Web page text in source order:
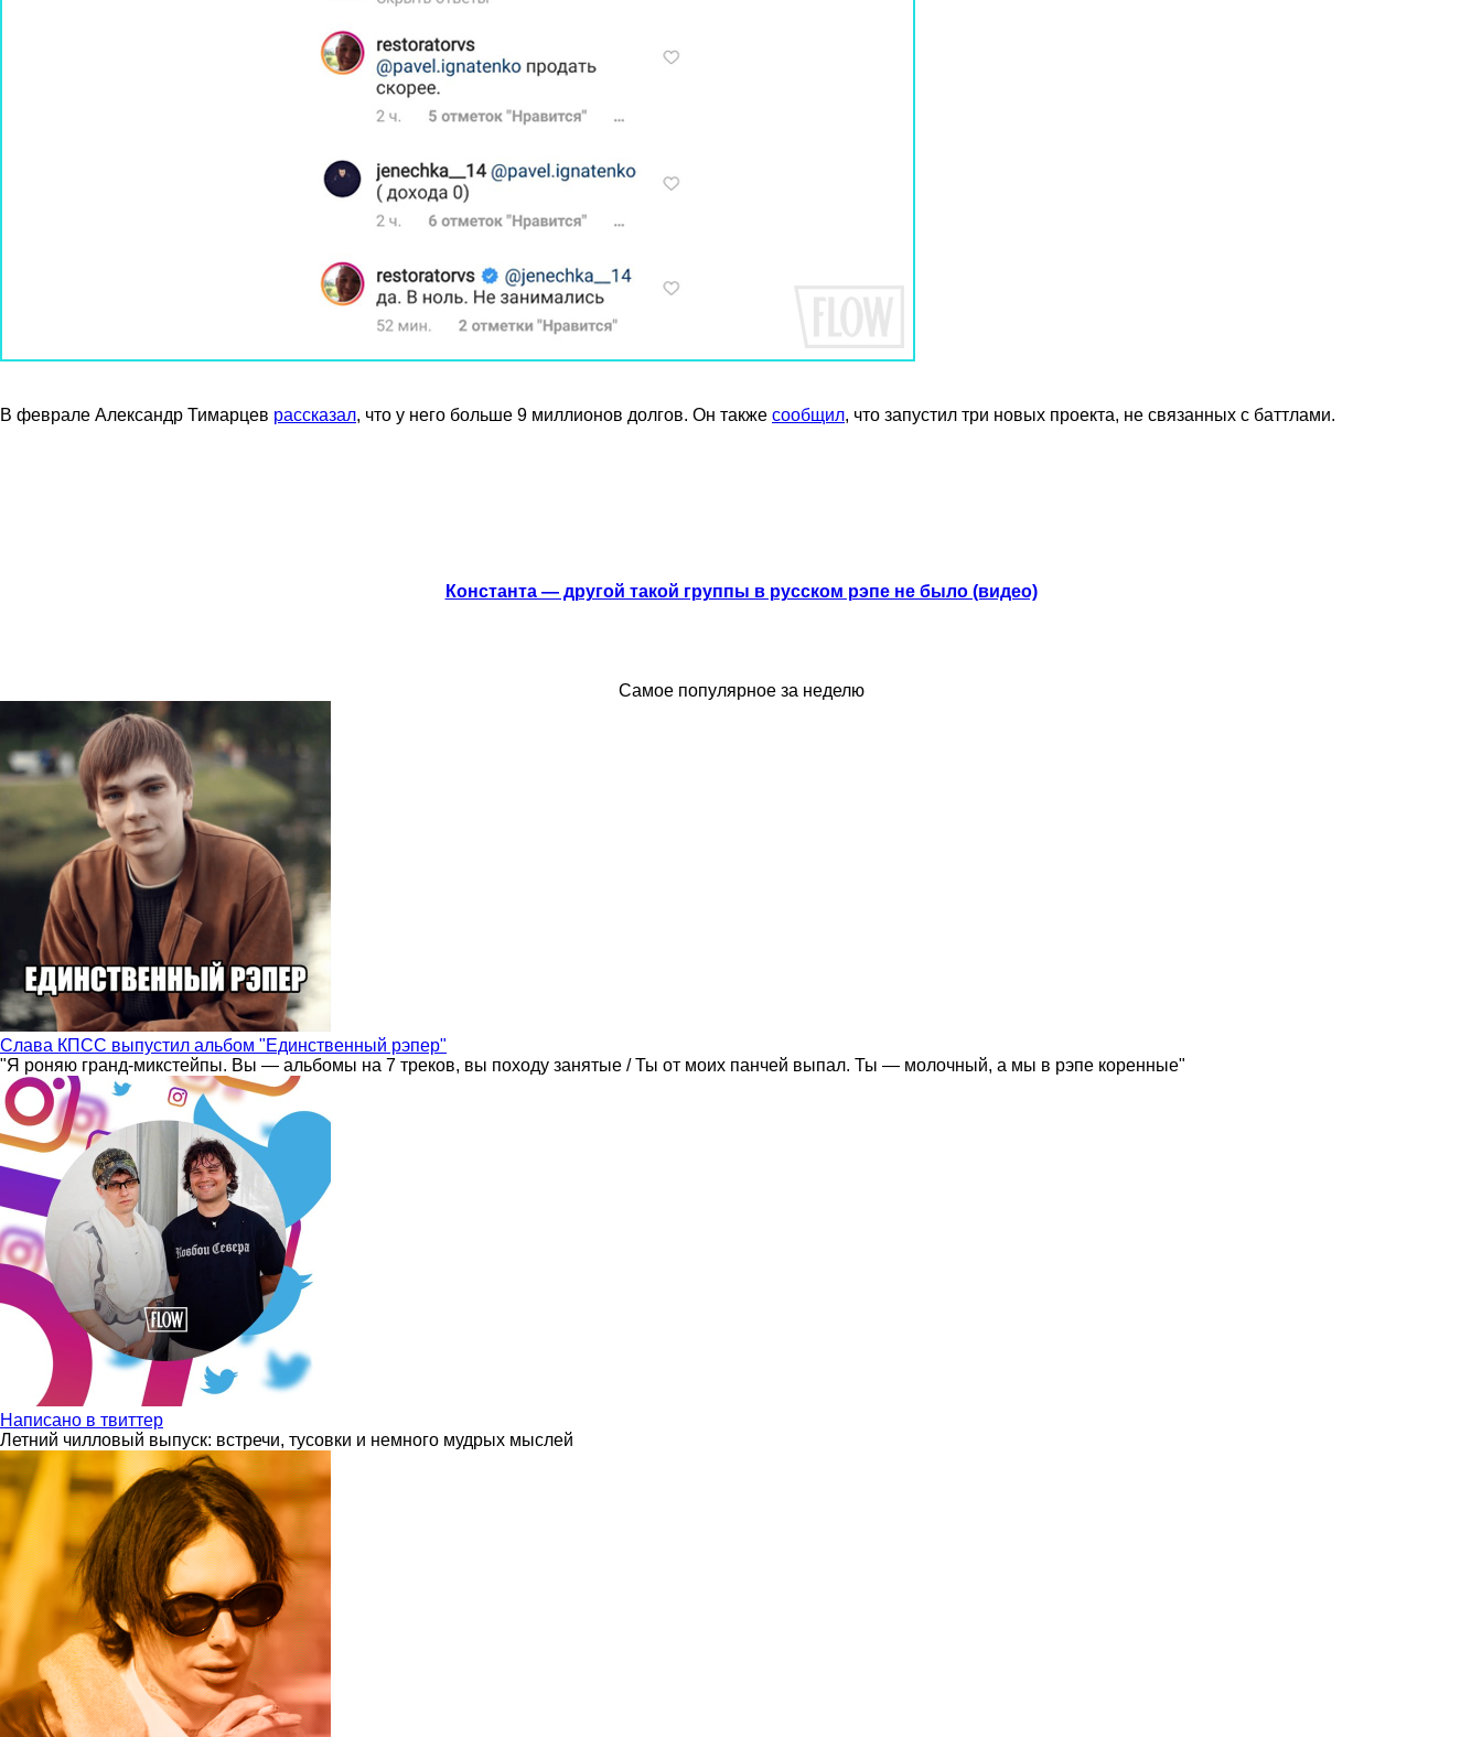
В феврале Александр Тимарцев рассказал, что у него больше 9 миллионов долгов. Он также сообщил, что запустил три новых проекта, не связанных с баттлами.
Константа — другой такой группы в русском рэпе не было (видео)
Самое популярное за неделю
Слава КПСС выпустил альбом "Единственный рэпер"
"Я роняю гранд-микстейпы. Вы — альбомы на 7 треков, вы походу занятые / Ты от моих панчей выпал. Ты — молочный, а мы в рэпе коренные"
Написано в твиттер
Летний чилловый выпуск: встречи, тусовки и немного мудрых мыслей